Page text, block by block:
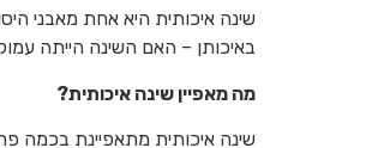
שינה איכותית היא אחת מאבני
באיכותן – האם השינה הייתה
מה מאפיין שינה איכותית?
שינה איכותית מתאפיינת בכמה